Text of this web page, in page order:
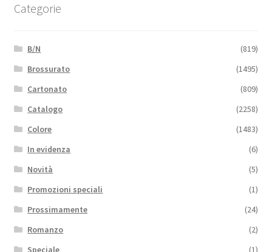
Categorie
B/N
(819)
Brossurato
(1495)
Cartonato
(809)
Catalogo
(2258)
Colore
(1483)
In evidenza
(6)
Novità
(5)
Promozioni speciali
(1)
Prossimamente
(24)
Romanzo
(2)
Speciale
(1)